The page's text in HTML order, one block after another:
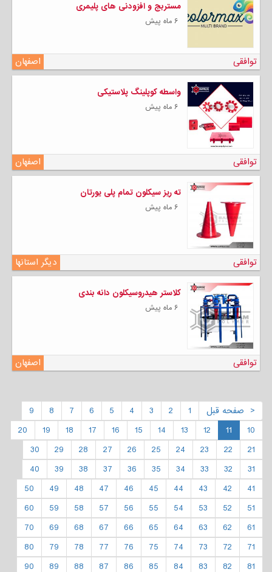
مستربج و افزودنی های پلیمری
۶ ماه پیش
اصفهان توافقی
واسطه کوپلینگ پلاستیکی
۶ ماه پیش
اصفهان توافقی
ته ریز سیکلون تمام پلی یورتان
۶ ماه پیش
دیگر استانها توافقی
کلاستر هیدروسیکلون دانه بندی
۶ ماه پیش
اصفهان توافقی
< صفحه قبل 1
2
3
4
5
6
7
8
9
10
11
12
13
14
15
16
17
18
19
20
21
22
23
24
25
26
27
28
29
30
31
32
33
34
35
36
37
38
39
40
41
42
43
44
45
46
47
48
49
50
51
52
53
54
55
56
57
58
59
60
61
62
63
64
65
66
67
68
69
70
71
72
73
74
75
76
77
78
79
80
81
82
83
84
85
86
87
88
89
90